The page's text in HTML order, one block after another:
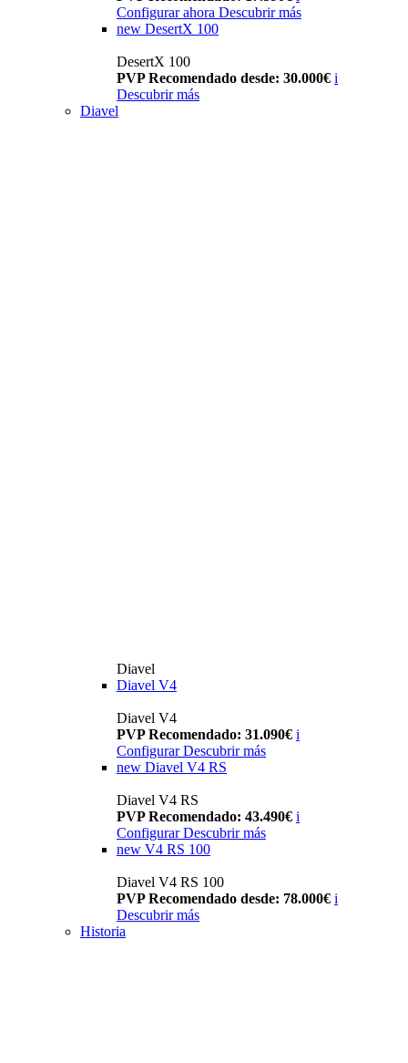
Configurar ahora Descubrir más
new DesertX 100
DesertX 100
PVP Recomendado desde: 30.000€ i
Descubrir más
Diavel
Diavel
Diavel V4
Diavel V4
PVP Recomendado: 31.090€ i
Configurar Descubrir más
new Diavel V4 RS
Diavel V4 RS
PVP Recomendado: 43.490€ i
Configurar Descubrir más
new V4 RS 100
Diavel V4 RS 100
PVP Recomendado desde: 78.000€ i
Descubrir más
Historia